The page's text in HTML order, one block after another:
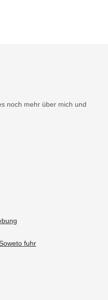
noch mehr über mich und
fuhr